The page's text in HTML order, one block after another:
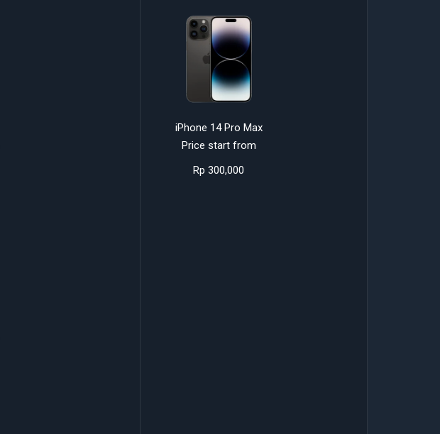
iPhone 14 Pro Max
Price start from
Rp 300,000